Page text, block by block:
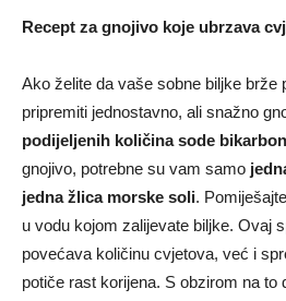
Recept za gnojivo koje ubrzava
Ako želite da vaše sobne biljke brže
pripremiti jednostavno, ali snažno
podijeljenih količina sode
gnojivo, potrebne su vam samo
jedna žlica morske soli.
u vodu kojom zalijevate biljke. Ovaj
povećava količinu cvjetova, već i
potiče rast korijena. S obzirom na to